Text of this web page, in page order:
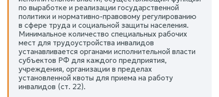
по выработке и реализации государственной
политики и нормативно-правовому регулированию
в сфере труда и социальной защиты населения.
Минимальное количество специальных рабочих
мест для трудоустройства инвалидов
устанавливается органами исполнительной власти
субъектов РФ для каждого предприятия,
учреждения, организации в пределах
установленной квоты для приема на работу
инвалидов (ст. 22).